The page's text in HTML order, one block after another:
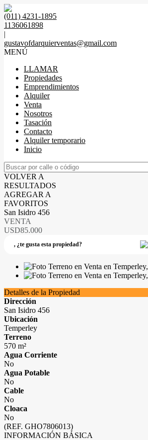
(011) 4231-1895
1136061898
|
gustavofdarquierventas@gmail.com
MENÚ
LLAMAR
Propiedades
Emprendimientos
Alquiler
Venta
Nosotros
Tasación
Contacto
Alquiler temporario
Inicio
VOLVER A
RESULTADOS
AGREGAR A
FAVORITOS
San Isidro 456
VENTA
USD85.000
, ¿te gusta esta propiedad?
Detalles de la Propiedad
Dirección
San Isidro 456
Ubicación
Temperley
Terreno
570 m²
Agua Corriente
No
Agua Potable
No
Cable
No
Cloaca
No
(REF. GHO7806013)
INFORMACIÓN BÁSICA